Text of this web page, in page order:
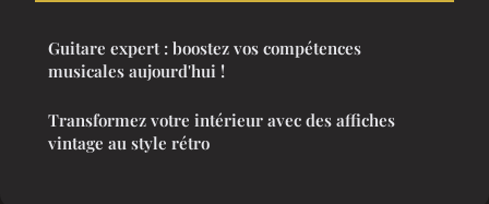
Guitare expert : boostez vos compétences
musicales aujourd'hui !
Transformez votre intérieur avec des affiches
vintage au style rétro